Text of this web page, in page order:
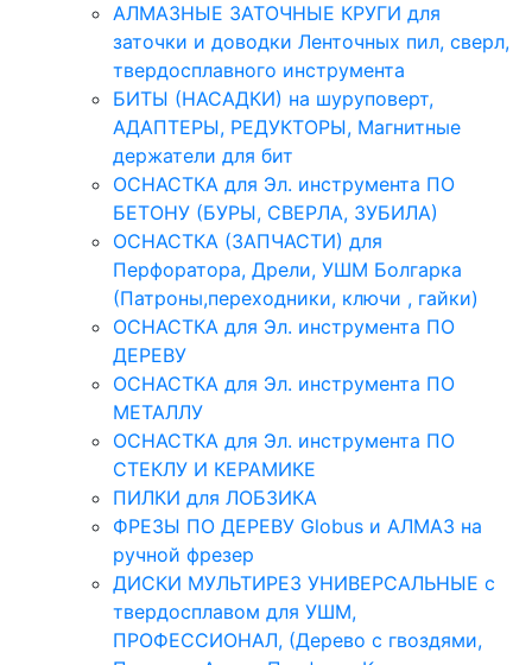
АЛМАЗНЫЕ ЗАТОЧНЫЕ КРУГИ для
заточки и доводки Ленточных пил, сверл,
твердосплавного инструмента
БИТЫ (НАСАДКИ) на шуруповерт,
АДАПТЕРЫ, РЕДУКТОРЫ, Магнитные
держатели для бит
ОСНАСТКА для Эл. инструмента ПО
БЕТОНУ (БУРЫ, СВЕРЛА, ЗУБИЛА)
ОСНАСТКА (ЗАПЧАСТИ) для
Перфоратора, Дрели, УШМ Болгарка
(Патроны,переходники, ключи , гайки)
ОСНАСТКА для Эл. инструмента ПО
ДЕРЕВУ
ОСНАСТКА для Эл. инструмента ПО
МЕТАЛЛУ
ОСНАСТКА для Эл. инструмента ПО
СТЕКЛУ И КЕРАМИКЕ
ПИЛКИ для ЛОБЗИКА
ФРЕЗЫ ПО ДЕРЕВУ Globus и АЛМАЗ на
ручной фрезер
ДИСКИ МУЛЬТИРЕЗ УНИВЕРСАЛЬНЫЕ с
твердосплавом для УШМ,
ПРОФЕССИОНАЛ, (Дерево с гвоздями,